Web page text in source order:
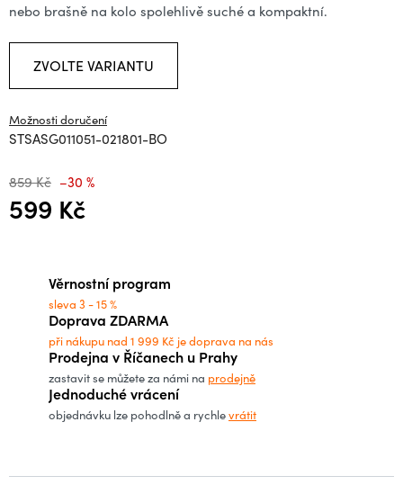
nebo brašně na kolo spolehlivě suché a kompaktní.
ZVOLTE VARIANTU
Možnosti doručení
STSASG011051-021801-BO
859 Kč –30 %
599 Kč
Věrnostní program
sleva 3 - 15 %
Doprava ZDARMA
při nákupu nad 1 999 Kč je doprava na nás
Prodejna v Říčanech u Prahy
zastavit se můžete za námi na prodejně
Jednoduché vrácení
objednávku lze pohodlně a rychlevrátit